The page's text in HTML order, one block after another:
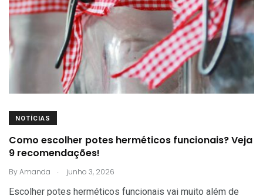
NOTÍCIAS
Como escolher potes herméticos funcionais? Veja
9 recomendações!
ByAmanda . junho 3, 2026
Escolher potes herméticos funcionais vai muito além de